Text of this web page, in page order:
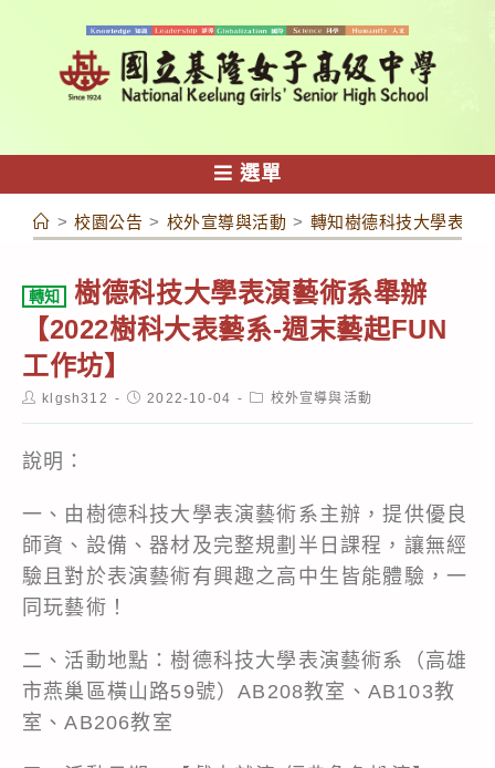
容
選單
> 校園公告 > 校外宣導與活動 > 轉知樹德科技大學表演
轉知
樹德科技大學表演藝術系舉辦
【2022樹科大表藝系-週末藝起FUN
工作坊】
Postklgsh312
Post2022-10-04
Post校外宣導與活動
說明：
一、由樹德科技大學表演藝術系主辦，提供優良
師資、設備、器材及完整規劃半日課程，讓無經
驗且對於表演藝術有興趣之高中生皆能體驗，一
同玩藝術！
二、活動地點：樹德科技大學表演藝術系（高雄
市燕巢區橫山路59號）AB208教室、AB103教
室、AB206教室